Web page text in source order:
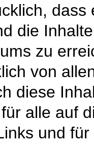
die
zu
von
diese
alle auf
und